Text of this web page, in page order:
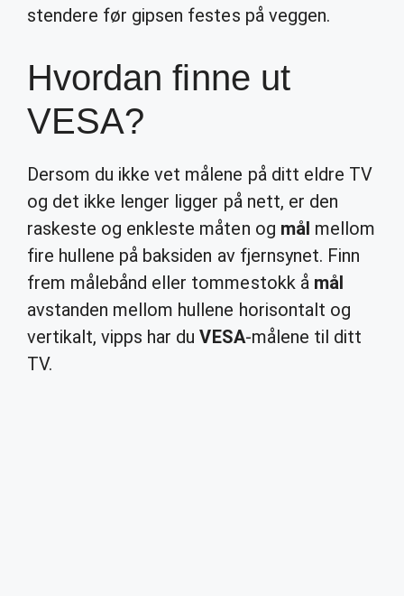
stendere før gipsen festes på veggen.
Hvordan finne ut
VESA?
Dersom du ikke vet målene på ditt eldre TV
og det ikke lenger ligger på nett, er den
raskeste og enkleste måten og mål mellom
fire hullene på baksiden av fjernsynet. Finn
frem målebånd eller tommestokk å mål
avstanden mellom hullene horisontalt og
vertikalt, vipps har duVESA-målene til ditt
TV.